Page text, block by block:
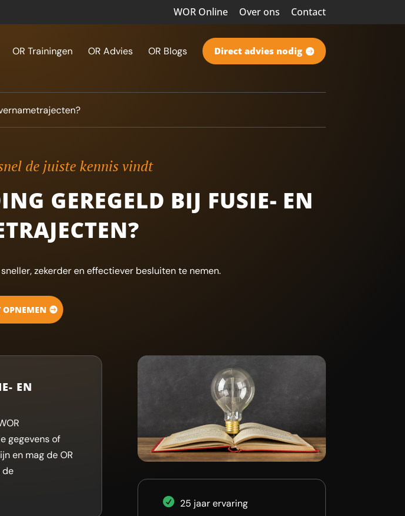
WOR Online Over ons Contact
OR Trainingen OR Advies OR Blogs Direct advies nodig
de juiste kennis vindt
GEREGELD BIJ FUSIE- EN
zekerder en effectiever besluiten te nemen.
OPNEMEN
EN
gegevens of
en mag de OR
de
25 jaar ervaring